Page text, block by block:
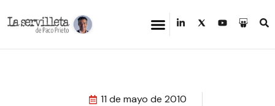
11 de mayo de 2010